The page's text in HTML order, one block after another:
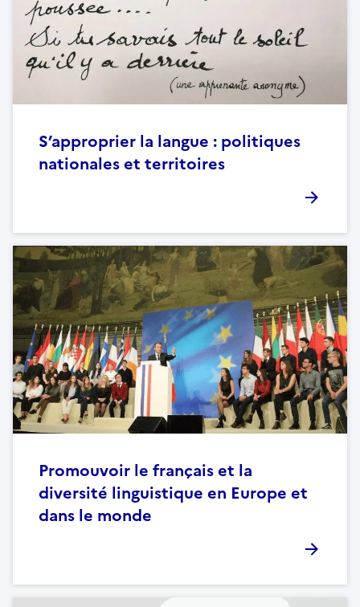
S’approprier la langue : politiques
nationales et territoires
Promouvoir le français et la
diversité linguistique en Europe et
dans le monde